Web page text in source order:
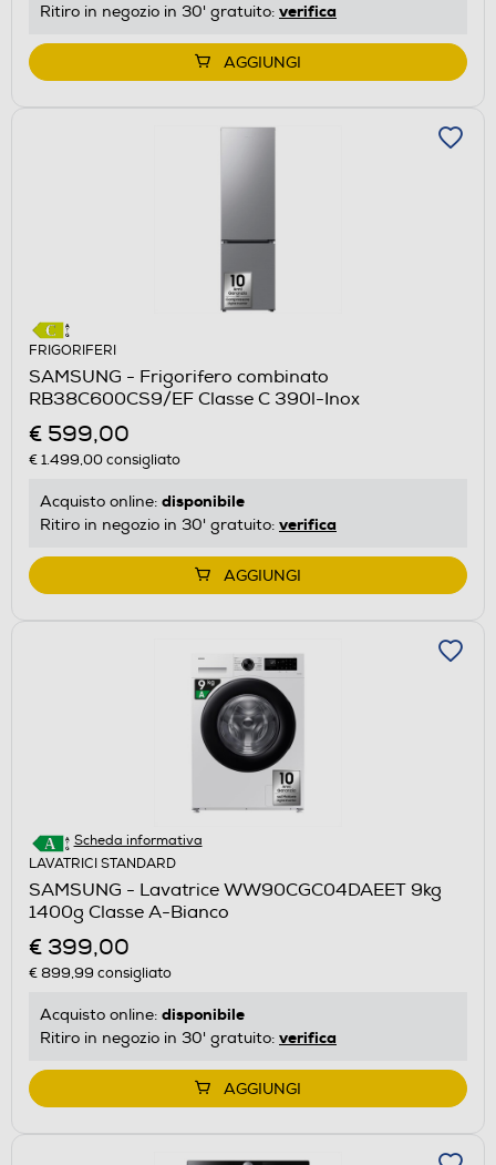
Ritiro in negozio in 30' gratuito: verifica
AGGIUNGI
FRIGORIFERI
SAMSUNG - Frigorifero combinato
RB38C600CS9/EF Classe C 390l-Inox
€ 599,00
€ 1.499,00consigliato
Acquisto online: disponibile
Ritiro in negozio in 30' gratuito: verifica
AGGIUNGI
Scheda informativa
LAVATRICI STANDARD
SAMSUNG - Lavatrice WW90CGC04DAEET 9kg
1400g Classe A-Bianco
€ 399,00
€ 899,99 consigliato
Acquisto online: disponibile
Ritiro in negozio in 30' gratuito: verifica
AGGIUNGI